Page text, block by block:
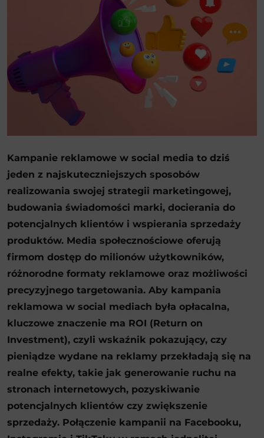
Kampanie reklamowe w social media to dziś
jeden z najskuteczniejszych sposobów
realizowania swojej strategii marketingowej,
budowania świadomości marki, docierania do
potencjalnych klientów i wspierania sprzedaży
produktów. Media społecznościowe oferują
firmom dostęp do milionów użytkowników,
różnorodne formaty reklamowe oraz możliwości
precyzyjnego targetowania. Aby kampania
reklamowa w social mediach była opłacalna,
kluczowe znaczenie ma ROI (Return on
Investment), czyli wskaźnik pokazujący, czy
pieniądze wydane na reklamy przekładają się na
realne efekty, takie jak generowanie ruchu na
stronach internetowych, pozyskiwanie
potencjalnych klientów czy zwiększenie
sprzedaży. Połączenie kampanii na Facebooku,